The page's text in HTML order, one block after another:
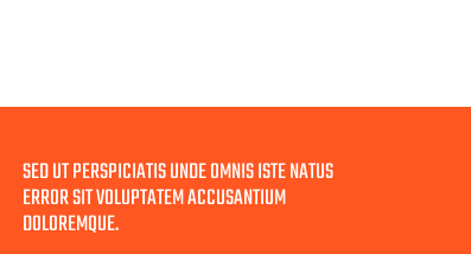
SED UT PERSPICIATIS UNDE OMNIS ISTE NATUS
ERROR SIT VOLUPTATEM ACCUSANTIUM
DOLOREMQUE.